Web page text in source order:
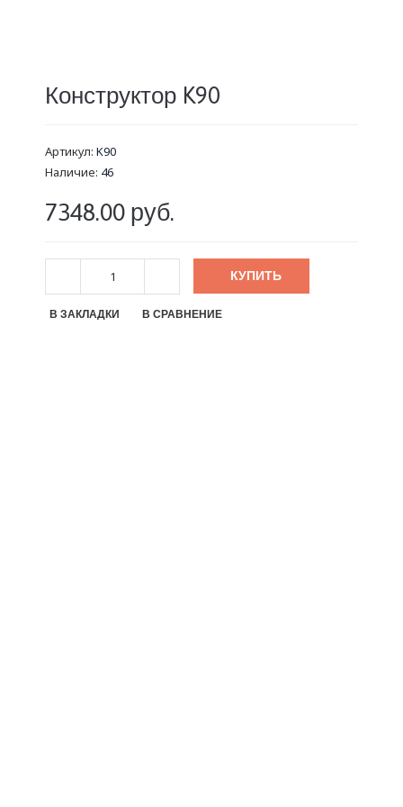
Конструктор K90
Артикул: K90
Наличие: 46
7348.00 руб.
КУПИТЬ
В ЗАКЛАДКИ В СРАВНЕНИЕ